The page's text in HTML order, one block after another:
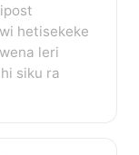
hetisekeke
leri
siku ra